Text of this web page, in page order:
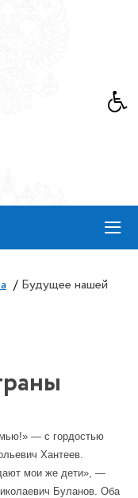
≡
/ Будущее нашей
— с гордостью
Хантеев.
мои же дети», —
Буланов. Оба